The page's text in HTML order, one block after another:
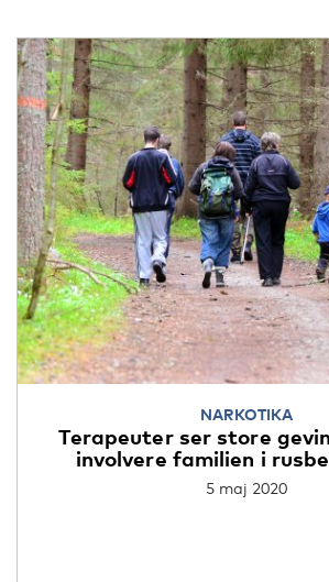
NARKOTIKA
Terapeuter ser store
involvere familien i
5 maj 2020